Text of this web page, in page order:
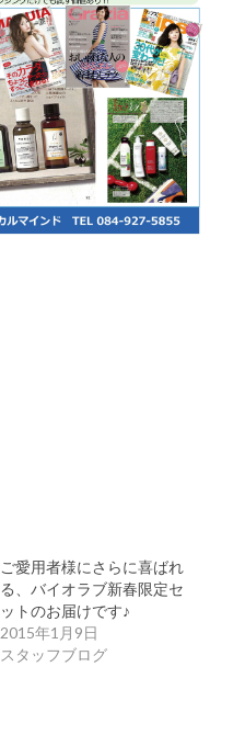
ご愛用者様にさらに喜ばれ
る、バイオラブ新春限定セ
ットのお届けです♪
2015年1月9日
スタッフブログ